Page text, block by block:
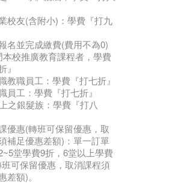
校友(含附小)：學費『打九
名並完成繳費(費用不為0)
本校推廣教育課程者，學費
』
教職員工：學費『打七折』
員工：學費『打七折』
之銀髮族：學費『打八
優惠(轉班可保留優惠，取
補足優惠差額)：單一訂單
堂學費9折，6堂以上學費
可保留優惠，取消課程須
差額)。